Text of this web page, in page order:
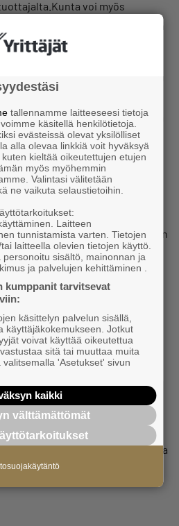
voi myös
yksityisen työterveyspalvelujen
luottavat
yrittäjiin: 64 prosenttia
hankkivansa työntekijöidensä
terveyspalveluita
21 prosenttia käyttää
tai -yhtiöitä, 14 prosenttia
yhtiötä. Vielä vuoden 2012
kunnan
39 prosenttia vastaajista, joten
suuntaan on
Yrittäjien kuntabarometri -
siitä, miten yrityksen
eri puolilta Suomea.
tulokset julkistettiin 9.6. ja
10.–12.6.2020
tallennamme laitteeseesi tietoja
käsitellä henkilötietoja.
evästeissä olevat yksilölliset
alla olevaa linkkiä voit hyväksyä
kieltää oikeutettujen etujen
myös myöhemmin
Valintasi välitetään
ne vaikuta selaustietoihin.
Laitteen
tunnistamista varten. Tietojen
laitteella olevien tietojen käyttö.
sisältö, mainonnan ja
ja palvelujen kehittäminen .
kumppanit tarvitsevat
käsittelyn palvelun sisällä,
käyttäjäkokemukseen. Jotkut
voivat käyttää oikeutettua
sitä tai muuttaa muita
'Asetukset' sivun
kaikki
välttämättömät